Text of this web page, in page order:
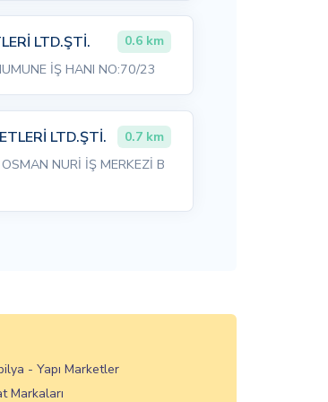
LTD.ŞTİ. 0.6 km
İŞ HANI NO:70/23
LTD.ŞTİ. 0.7 km
NURİ İŞ MERKEZİ B
- Yapı Marketler
Markaları